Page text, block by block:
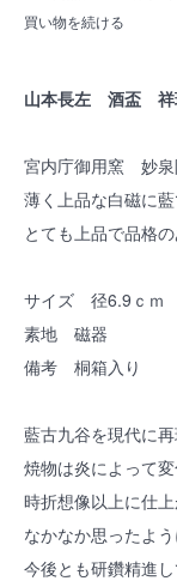
買い物を続ける
山本長左 酒盃
宮内庁御用窯 妙
薄く上品な白磁に
とても上品で品格の
サイズ 径6.9ｃｍ
素地 磁器
備考 桐箱入り
藍古九谷を現代に
焼物は炎によって
時折想像以上に仕
なかなか思ったよ
今後とも研鑽精進